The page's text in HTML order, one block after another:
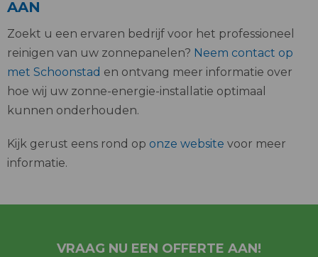
AAN
Zoekt u een ervaren bedrijf voor het professioneel
reinigen van uw zonnepanelen? Neem contact op
met Schoonstad en ontvang meer informatie over
hoe wij uw zonne-energie-installatie optimaal
kunnen onderhouden.
Kijk gerust eens rond op onze website voor meer
informatie.
VRAAG NU EEN OFFERTE AAN!